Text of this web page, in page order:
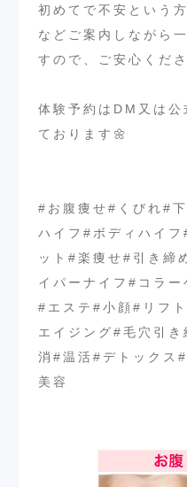
初めてで不安という
などご案内しながら
すので、ご安心くだ
体験予約はDM又は
ております🌼
#お腹痩せ#くびれ#
ハイフ#ボディハイ
ット#楽痩せ#引き締
イパーナイフ#コラ
#エステ#小顔#リフ
エイジング#毛穴引
消#温活#デトックス
美容